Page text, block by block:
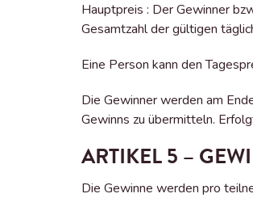
Hauptpreis : Der Gewinner
Gesamtzahl der gültigen
Eine Person kann den
Die Gewinner werden am
Gewinns zu übermitteln.
ARTIKEL 5 –
Die Gewinne werden pro